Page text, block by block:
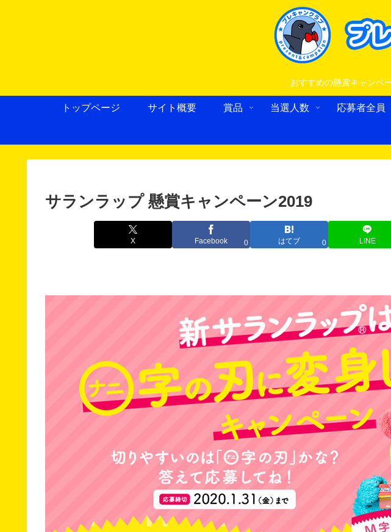
おすすめの懸賞キャンペ
トップページ サイト概要 賞品 当選人数 応募者全員
サランラップ 懸賞キャンペーン2019
X Facebook 0 はてブ 0 LINE